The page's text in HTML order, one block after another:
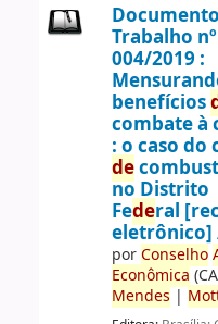
Documento
Trabalho nº
004/2019 :
benefícios
combate à
: o caso do
de
no Distrito
Federal
eletrônico]
porConselho
Econômica (CA
Mendes |